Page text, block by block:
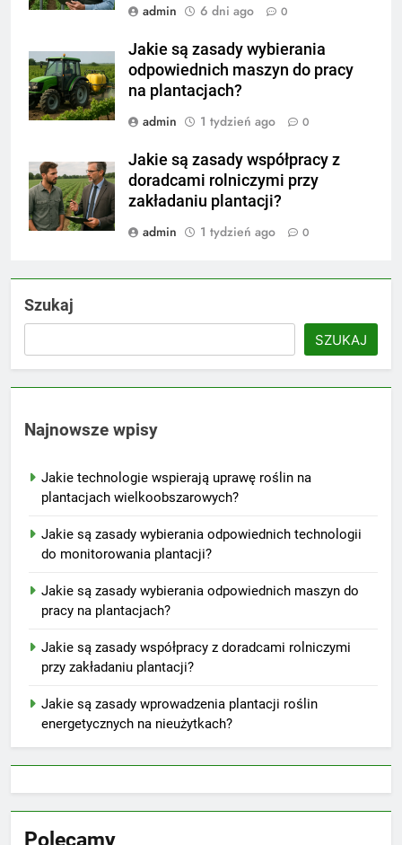
admin
6 dni ago 0
Jakie są zasady wybierania
odpowiednich maszyn do pracy
na plantacjach?
admin
1 tydzień ago 0
Jakie są zasady współpracy z
doradcami rolniczymi przy
zakładaniu plantacji?
admin
1 tydzień ago 0
Szukaj
SZUKAJ
Najnowsze wpisy
Jakie technologie wspierają uprawę roślin na
plantacjach wielkoobszarowych?
Jakie są zasady wybierania odpowiednich technologii
do monitorowania plantacji?
Jakie są zasady wybierania odpowiednich maszyn do
pracy na plantacjach?
Jakie są zasady współpracy z doradcami rolniczymi
przy zakładaniu plantacji?
Jakie są zasady wprowadzenia plantacji roślin
energetycznych na nieużytkach?
Polecamy